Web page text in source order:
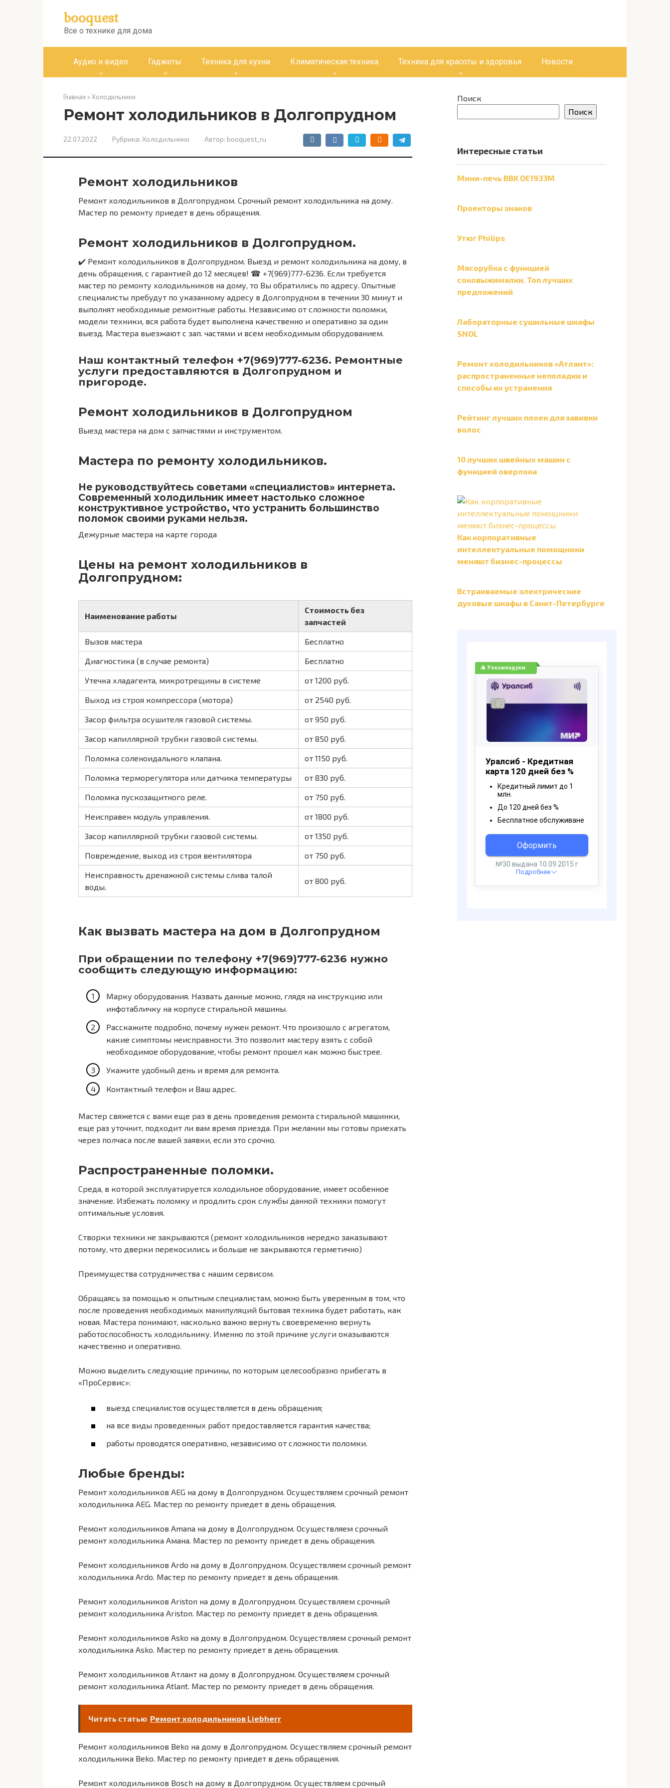
booquest
Все о технике для дома
Аудио и видео Гаджеты Техника для кухни Климатическая техника Техника для красоты и здоровья Новости
Главная »Холодильники
Ремонт холодильников в Долгопрудном
22.07.2022 Рубрика: Холодильники Автор: booquest_ru
Ремонт холодильников
Ремонт холодильников в Долгопрудном. Срочный ремонт холодильника на дому.
Мастер по ремонту приедет в день обращения.
Ремонт холодильников в Долгопрудном.
✔️ Ремонт холодильников в Долгопрудном. Выезд и ремонт холодильника на дому, в
день обращения, с гарантией до 12 месяцев! ☎ +7(969)777-6236. Если требуется
мастер по ремонту холодильников на дому, то Вы обратились по адресу. Опытные
специалисты пребудут по указанному адресу в Долгопрудном в течении 30 минут и
выполнят необходимые ремонтные работы. Независимо от сложности поломки,
модели техники, вся работа будет выполнена качественно и оперативно за один
выезд. Мастера выезжают с зап. частями и всем необходимым оборудованием.
Наш контактный телефон +7(969)777-6236. Ремонтные
услуги предоставляются в Долгопрудном и
пригороде.
Ремонт холодильников в Долгопрудном
Выезд мастера на дом с запчастями и инструментом.
Мастера по ремонту холодильников.
Не руководствуйтесь советами «специалистов» интернета.
Современный холодильник имеет настолько сложное
конструктивное устройство, что устранить большинство
поломок своими руками нельзя.
Дежурные мастера на карте города
Цены на ремонт холодильников в
Долгопрудном:
Наименование работы
Стоимость без
запчастей
Вызов мастера Бесплатно
Диагностика (в случае ремонта) Бесплатно
Утечка хладагента, микротрещины в системе от 1200 руб.
Выход из строя компрессора (мотора) от 2540 руб.
Засор фильтра осушителя газовой системы. от 950 руб.
Засор капиллярной трубки газовой системы. от 850 руб.
Поломка соленоидального клапана. от 1150 руб.
Поломка терморегулятора или датчика температуры от 830 руб.
Поломка пускозащитного реле. от 750 руб.
Неисправен модуль управления. от 1800 руб.
Засор капиллярной трубки газовой системы. от 1350 руб.
Повреждение, выход из строя вентилятора от 750 руб.
Неисправность дренажной системы слива талой
воды.
от 800 руб.
Как вызвать мастера на дом в Долгопрудном
При обращении по телефону +7(969)777-6236 нужно
сообщить следующую информацию:
Марку оборудования. Назвать данные можно, глядя на инструкцию или
инфотабличку на корпусе стиральной машины.
Расскажите подробно, почему нужен ремонт. Что произошло с агрегатом,
какие симптомы неисправности. Это позволит мастеру взять с собой
необходимое оборудование, чтобы ремонт прошел как можно быстрее.
Укажите удобный день и время для ремонта.
Контактный телефон и Ваш адрес.
Мастер свяжется с вами еще раз в день проведения ремонта стиральной машинки,
еще раз уточнит, подходит ли вам время приезда. При желании мы готовы приехать
через полчаса после вашей заявки, если это срочно.
Распространенные поломки.
Среда, в которой эксплуатируется холодильное оборудование, имеет особенное
значение. Избежать поломку и продлить срок службы данной техники помогут
оптимальные условия.
Створки техники не закрываются (ремонт холодильников нередко заказывают
потому, что дверки перекосились и больше не закрываются герметично)
Преимущества сотрудничества с нашим сервисом.
Обращаясь за помощью к опытным специалистам, можно быть уверенным в том, что
после проведения необходимых манипуляций бытовая техника будет работать, как
новая. Мастера понимают, насколько важно вернуть своевременно вернуть
работоспособность холодильнику. Именно по этой причине услуги оказываются
качественно и оперативно.
Можно выделить следующие причины, по которым целесообразно прибегать в
«ПроСервис»:
выезд специалистов осуществляется в день обращения;
на все виды проведенных работ предоставляется гарантия качества;
работы проводятся оперативно, независимо от сложности поломки.
Любые бренды:
Ремонт холодильников AEG на дому в Долгопрудном. Осуществляем срочный ремонт
холодильника AEG. Мастер по ремонту приедет в день обращения.
Ремонт холодильников Amana на дому в Долгопрудном. Осуществляем срочный
ремонт холодильника Амана. Мастер по ремонту приедет в день обращения.
Ремонт холодильников Ardo на дому в Долгопрудном. Осуществляем срочный ремонт
холодильника Ardo. Мастер по ремонту приедет в день обращения.
Ремонт холодильников Ariston на дому в Долгопрудном. Осуществляем срочный
ремонт холодильника Ariston. Мастер по ремонту приедет в день обращения.
Ремонт холодильников Asko на дому в Долгопрудном. Осуществляем срочный ремонт
холодильника Asko. Мастер по ремонту приедет в день обращения.
Ремонт холодильников Атлант на дому в Долгопрудном. Осуществляем срочный
ремонт холодильника Atlant. Мастер по ремонту приедет в день обращения.
Читать статью Ремонт холодильников Liebherr
Ремонт холодильников Beko на дому в Долгопрудном. Осуществляем срочный ремонт
холодильника Beko. Мастер по ремонту приедет в день обращения.
Ремонт холодильников Bosch на дому в Долгопрудном. Осуществляем срочный
Поиск
Поиск
Интересные статьи
Мини-печь BBK OE1933M
Проекторы знаков
Утюг Philips
Мясорубка с функцией
соковыжималки. Топ лучших
предложений
Лабораторные сушильные шкафы
SNOL
Ремонт холодильников «Атлант»:
распространенные неполадки и
способы их устранения
Рейтинг лучших плоек для завивки
волос
10 лучших швейных машин с
функцией оверлока
Как корпоративные
интеллектуальные помощники
меняют бизнес-процессы
Встраиваемые электрические
духовые шкафы в Санкт-Петербурге